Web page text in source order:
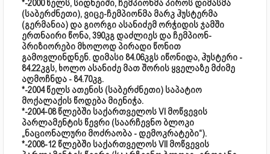
*-2000 წელს, სიდნეიში, ჩემპიონმა პიროს დიმასმა
(საბერძნეთი), ვიცე-ჩემპიონმა მარკ ჰუსტერმა
(გერმანია) და გიორგი ასანიძემ ორჭიდის ჯამში
ერთნაირი წონა, 390კგ დაძლიეს და ჩემპიონ-
პრიზიორები მხოლოდ პირადი წონით
გამოვლინდნენ. დიმასი 84.06კგს იწონიდა, ჰუსტერი -
84.22კგს, ხოლო ასანიძე მათ შორის ყველაზე მძიმე
აღმოჩნდა - 84.70კგ.
*-2004 წელს ათენის (საბერძნეთი) საპატიო
მოქალაქის წოდება მიენიჭა.
*-2004-08 წლებში საქართველოს VI მოწვევის
პარლამენტის წევრი (საარჩევნო ბლოკი
„ნაციონალური მოძრაობა - დემოკრატები“).
*-2008-12 წლებში საქართველოს VII მოწვევის